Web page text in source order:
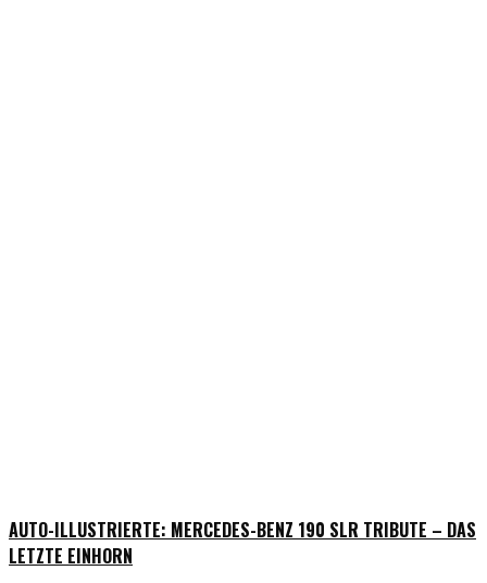
AUTO-ILLUSTRIERTE: MERCEDES-BENZ 190 SLR TRIBUTE – DAS
LETZTE EINHORN